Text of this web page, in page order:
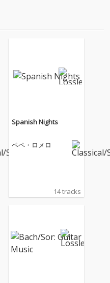
Spanish Nights
ペペ・ロメロ
14 tracks